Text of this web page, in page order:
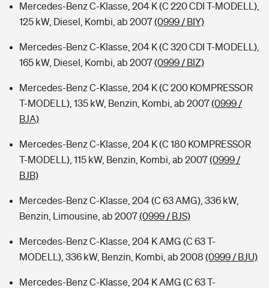
Mercedes-Benz C-Klasse, 204 K (C 220 CDI T-MODELL),
125 kW, Diesel, Kombi, ab 2007(0999 / BIY)
Mercedes-Benz C-Klasse, 204 K (C 320 CDI T-MODELL),
165 kW, Diesel, Kombi, ab 2007(0999 / BIZ)
Mercedes-Benz C-Klasse, 204 K (C 200 KOMPRESSOR
T-MODELL), 135 kW, Benzin, Kombi, ab 2007(0999 /
BJA)
Mercedes-Benz C-Klasse, 204 K (C 180 KOMPRESSOR
T-MODELL), 115 kW, Benzin, Kombi, ab 2007(0999 /
BJB)
Mercedes-Benz C-Klasse, 204 (C 63 AMG), 336 kW,
Benzin, Limousine, ab 2007(0999 / BJS)
Mercedes-Benz C-Klasse, 204 K AMG (C 63 T-
MODELL), 336 kW, Benzin, Kombi, ab 2008 (0999 / BJU)
Mercedes-Benz C-Klasse, 204 K AMG (C 63 T-